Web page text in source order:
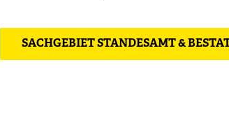
SACHGEBIET STANDESAMT &